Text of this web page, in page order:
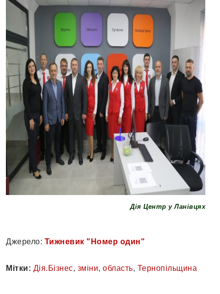
Дія Центр у Ланівцях
Джерело: Тижневик "Номер один"
Мітки: Дія.Бізнес, зміни, область, Тернопільщина